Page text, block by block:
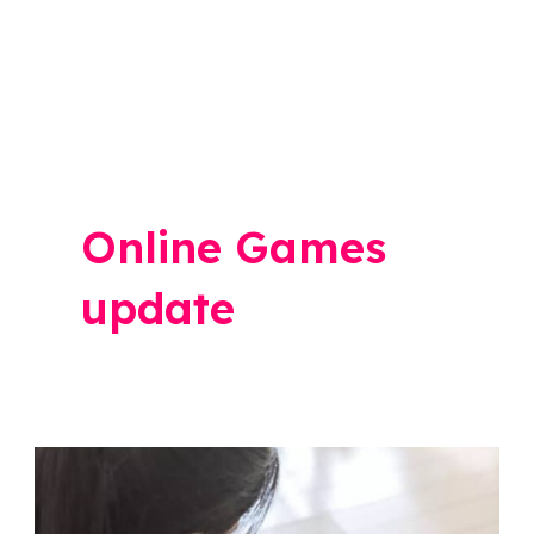
Online Games
update